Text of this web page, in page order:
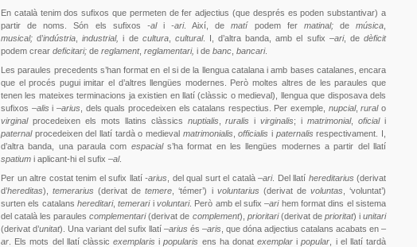
En català tenim dos sufixos que permeten de fer adjectius (que després es poden substantivar) a
partir de noms. Són els sufixos -al i -ari. Així, dematípodem fer matinal;de música
musical; d’indústria ,industrial, i de cultura, cultural. I, d’altra banda, amb el sufix –ari, dedèficit
podem crear deficitari; de reglament, reglamentari, i de banc bancari.
Les paraules precedents s’han format en el si de la llengua catalana i amb bases catalanes, encara
que el procés pugui imitar el d’altres llengües modernes. Però moltes altres de les paraules que
tenen les mateixes terminacions ja existien en llatí (clàssic o medieval), llengua que disposava dels
sufixos –alis i –arius , dels quals procedeixen els catalans respectius. Per exemple, nupcial,ruralo
virginalprocedeixen els mots llatins clàssics nuptialis ,ruralis ivirginalis; imatrimonial,oficiali
paternalprocedeixen del llatí tardà o medieval matrimonialis ,officialis i paternalis respectivament. I,
d’altra banda, una paraula com espacials’ha format en les llengües modernes a partir del llatí
spatium i aplicant-hi el sufix –al.
Per un altre costat tenim el sufix llatí -arius , del qual surt el català –ari. Del llatí hereditarius (derivat
d’hereditas),temerarius (derivat detemere , ‘témer’) i voluntarius (derivat de voluntas , ‘voluntat’)
surten els catalans hereditari,temerarii voluntari. Però amb el sufix –arihem format dins el sistema
del català les paraulescomplementari(derivat de complement), prioritari(derivat de prioritat) iunitari
(derivat d’unitat). Una variant del sufix llatí –arius és –aris , que dóna adjectius catalans acabats en –
ar . Els mots del llatí clàssic exemplaris ipopularis ens ha donatexemplar ipopular , i el llatí tardà